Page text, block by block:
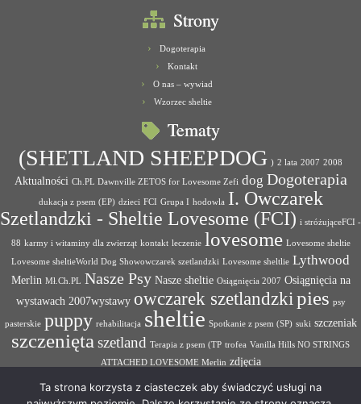
Strony
Dogoterapia
Kontakt
O nas – wywiad
Wzorzec sheltie
Tematy
(SHETLAND SHEEPDOG ) 2 lata 2007 2008
Aktualności Ch.PL Dawnville ZETOS for Lovesome Zefi dog Dogoterapia
dukacja z psem (EP) dzieci FCI Grupa I hodowla I. Owczarek
Szetlandzki - Sheltie Lovesome (FCI) i stróżująceFCI -
88 karmy i witaminy dla zwierząt kontakt leczenie lovesome Lovesome sheltie
Lovesome sheltieWorld Dog Showowczarek szetlandzki Lovesome sheltlie Lythwood
Merlin Mł.Ch.PL Nasze Psy Nasze sheltie Osiągnięcia 2007 Osiągnięcia na
wystawach 2007wystawy owczarek szetlandzkipies psy
pasterskie puppy rehabilitacja sheltie Spotkanie z psem (SP) suki szczeniak
szczenięta szetland Terapia z psem (TP trofea Vanilla Hills NO STRINGS
ATTACHED LOVESOME Merlin zdjęcia
Ta strona korzysta z ciasteczek aby świadczyć usługi na